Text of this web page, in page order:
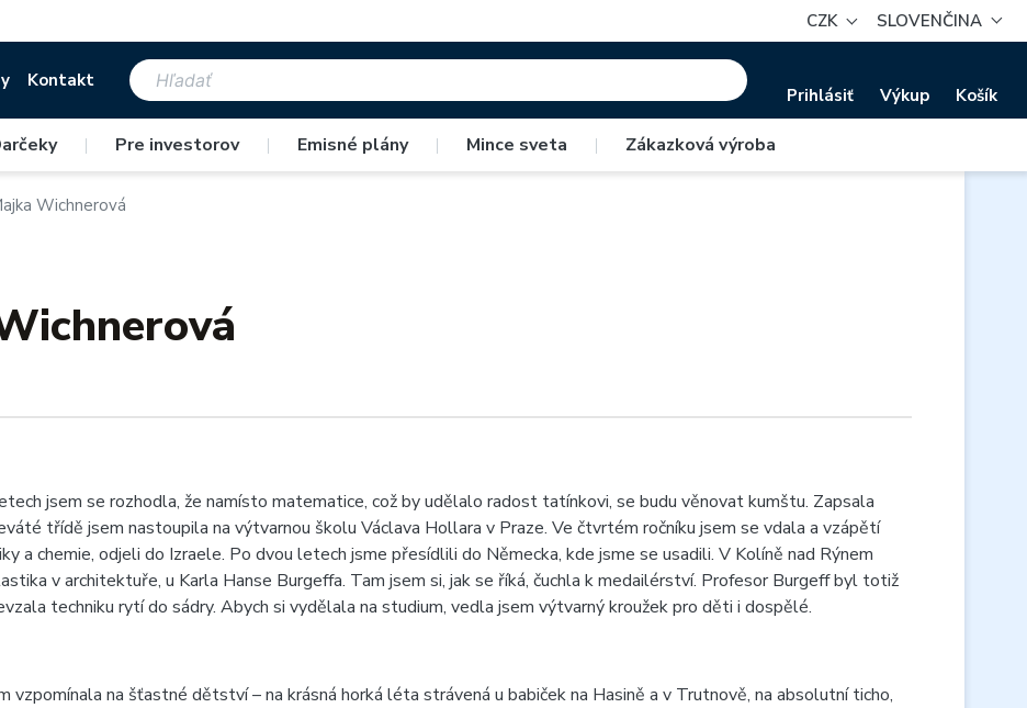
CZK SLOVENČINA
Kontakt
Prihlásiť Výkup Košík
| Pre investorov | Emisné plány | Mince sveta | Zákazková výroba
Wichnerová
jsem se rozhodla, že namísto matematice, což by udělalo radost tatínkovi, se budu věnovat kumštu. Zapsala
třídě jsem nastoupila na výtvarnou školu Václava Hollara v Praze. Ve čtvrtém ročníku jsem se vdala a vzápětí
a chemie, odjeli do Izraele. Po dvou letech jsme přesídlili do Německa, kde jsme se usadili. V Kolíně nad Rýnem
v architektuře, u Karla Hanse Burgeffa. Tam jsem si, jak se říká, čuchla k medailérství. Profesor Burgeff byl totiž
techniku rytí do sádry. Abych si vydělala na studium, vedla jsem výtvarný kroužek pro děti i dospělé.
na šťastné dětství – na krásná horká léta strávená u babiček na Hasině a v Trutnově, na absolutní ticho,